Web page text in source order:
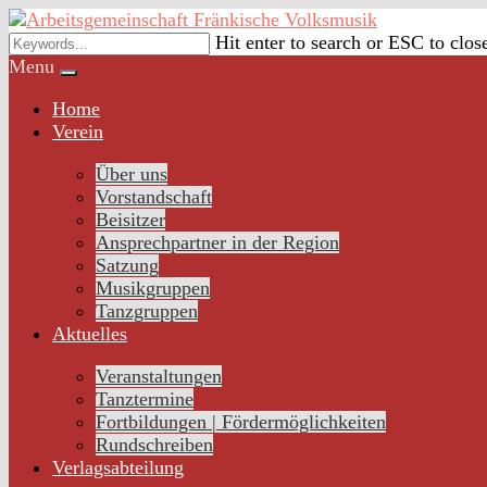
Skip
to
content
Hit enter to search or ESC to
Menu
Home
Verein
Über uns
Vorstandschaft
Beisitzer
Ansprechpartner in der Region
Satzung
Musikgruppen
Tanzgruppen
Aktuelles
Veranstaltungen
Tanztermine
Fortbildungen | Fördermöglichkeiten
Rundschreiben
Verlagsabteilung